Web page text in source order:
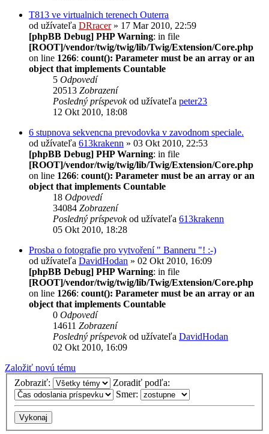
T813 ve virtualnich terenech Outerra
od užívateľa DRracer» 17 Mar 2010, 22:59
[phpBB Debug] PHP Warning: in file
[ROOT]/vendor/twig/twig/lib/Twig/Extension/Core.php
on line 1266: count(): Parameter must be an array or an
object that implements Countable
5 Odpovedí
20513 Zobrazení
Posledný príspevokod užívateľa peter23
12 Okt 2010, 18:08
6 stupnova sekvencna prevodovka v zavodnom speciale.
od užívateľa 613krakenn » 03 Okt 2010, 22:53
[phpBB Debug] PHP Warning: in file
[ROOT]/vendor/twig/twig/lib/Twig/Extension/Core.php
on line 1266: count(): Parameter must be an array or an
object that implements Countable
18 Odpovedí
34084 Zobrazení
Posledný príspevokod užívateľa 613krakenn
05 Okt 2010, 18:28
Prosba o fotografie pro vytvoření " Banneru "! :-)
od užívateľa DavidHodan » 02 Okt 2010, 16:09
[phpBB Debug] PHP Warning: in file
[ROOT]/vendor/twig/twig/lib/Twig/Extension/Core.php
on line 1266: count(): Parameter must be an array or an
object that implements Countable
0 Odpovedí
14611 Zobrazení
Posledný príspevokod užívateľa DavidHodan
02 Okt 2010, 16:09
Založiť novú tému
Zobraziť:
Zoradiť podľa:
Smer: